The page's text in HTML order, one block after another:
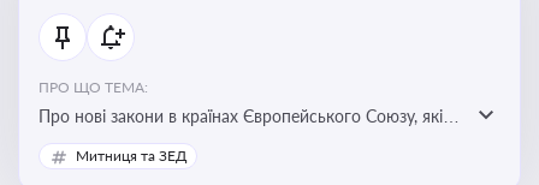
ПРО ЩО ТЕМА:
Про нові закони в країнах Європейського Союзу, які
впливають на умови торгівлі, трудової міграції,
інтеграції та перспективу членства України в
Митниця та ЗЕД